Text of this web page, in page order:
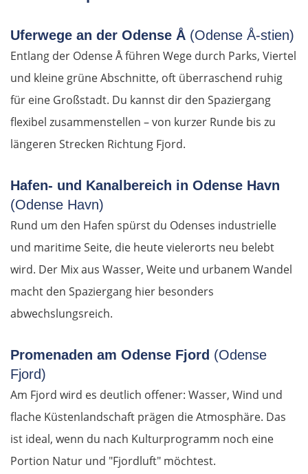
Uferwege an der Odense Å (Odense Å-stien)
Entlang der Odense Å führen Wege durch Parks, Viertel
und kleine grüne Abschnitte, oft überraschend ruhig
für eine Großstadt. Du kannst dir den Spaziergang
flexibel zusammenstellen – von kurzer Runde bis zu
längeren Strecken Richtung Fjord.
Hafen- und Kanalbereich in Odense Havn
(Odense Havn)
Rund um den Hafen spürst du Odenses industrielle
und maritime Seite, die heute vielerorts neu belebt
wird. Der Mix aus Wasser, Weite und urbanem Wandel
macht den Spaziergang hier besonders
abwechslungsreich.
Promenaden am Odense Fjord (Odense
Fjord)
Am Fjord wird es deutlich offener: Wasser, Wind und
flache Küstenlandschaft prägen die Atmosphäre. Das
ist ideal, wenn du nach Kulturprogramm noch eine
Portion Natur und "Fjordluft" möchtest.
Chaskowo
Kardschali
Griechenland
Komotini
Kavala
Asprovalta
Thessaloniki
Katerini
Elassona
Kalambaka
Karditsa